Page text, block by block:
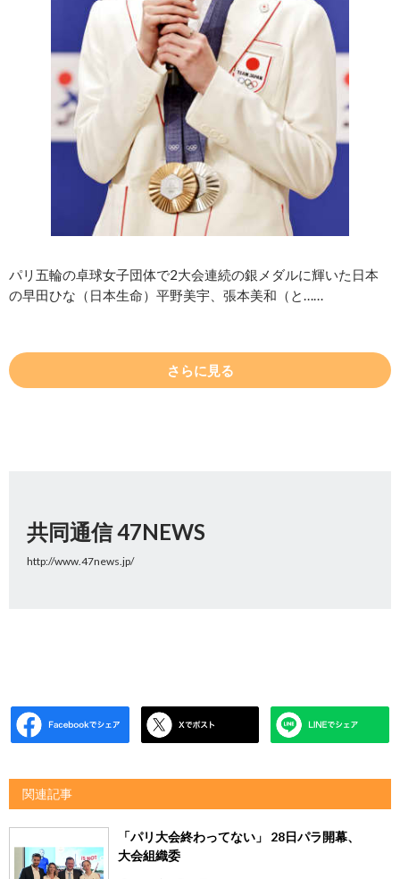
パリ五輪の卓球女子団体で2大会連続の銀メダルに輝いた日本
の早田ひな（日本生命）平野美宇、張本美和（と……
さらに見る
共同通信 47NEWS
http://www.47news.jp/
関連記事
「パリ大会終わってない」 28日パラ開幕、
大会組織委